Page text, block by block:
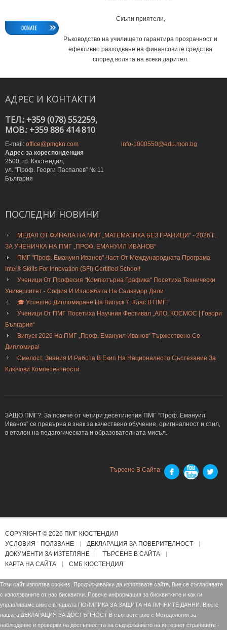
Скъпи приятели,
Ръководство на училището гарантира прозрачност и
ефективно разходване на финансовите средства
според волята на всеки дарител.
АДРЕС И КОНТАКТИ
ТЕЛ.: +359 (078) 552259,
MOB.: +359 886 414 810
E-mail: office@pmgkn.com
info-1000550@edu.mon.bg
Адрес за кореспонденция
2500, гр. Кюстендил,
ул. ”Проф. Георги Паспалев” № 11
България
ПОСЛЕДНИ НОВИНИ
МЕДАЛ ОТ ФИНАЛА НА ММТ „МАТЕМАТИКА БЕЗ ГРАНИЦИ“ - 2026 Г.
ЗА УЧЕНИЧКА НА ПМГ „ПРОФ. ЕМАНУИЛ ИВАНОВ“
ПМГ "Проф. Емануил Иванов" Част От Международната Програма
Intel® Skills For Innovation (SFI) Certified School!
Ученици От Професия "Компютърна Графика" Посетиха Технически
Университет - София И Изложбата На Салвадор Дали
🎓 Успешно Дипломиране На Випуск 7. Клас В ПМГ!
Ученици От ПМГ Посетиха Научния Фестивал „АЛО, КОСМОС | Говори
България“
Випуск 2026 На ПМГ „Проф. Емануил Иванов“ Тържествено Се
Дипломира!
Смелост, Знания И Работа В Екип На Националното Състезание За
Ключови Компетентности
ЗАЩО ПМГ?: За повече от четири десетилетия ПМГ “Проф. Емануил
Иванов” се превърна в знак за качествено обучение, оригиналност и стил,
в еталон на педагогическата и образователната мисъл.
Търсене В Сайта
COPYRIGHT © 2026 ПМГ КЮСТЕНДИЛ
УСЛОВИЯ - ПОЛЗВАНЕ
ДЕКЛАРАЦИЯ ЗА ПОВЕРИТЕЛНОСТ
ДОКУМЕНТИ ЗА ИЗТЕГЛЯНЕ
ТЪРСЕНЕ В САЙТА
КАРТА НА САЙТА
СМБ КЮСТЕНДИЛ
Този сайт използва cookies. Продължавайки да използвате сайта, Вие се съгласявате
с използваните от нас бисквитки. Повече информация за бисквитките и как ги
управляваме вижте в нашата ПОЛИТИКА ЗА ЗАЩИТА НА ЛИЧНИТЕ ДАННИ.
Вижте
нашата ДЕКЛАРАЦИЯ ЗА ДОСТЪПНОСТ В съответствие с Mетодология за
наблюдение и проверки на достъпността на съдържанието на интернет страниците -